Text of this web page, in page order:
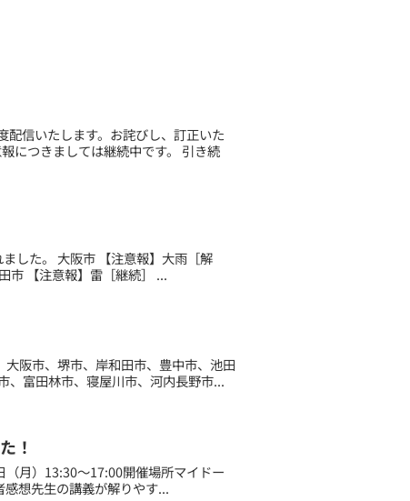
配信いたします。お詫びし、訂正いた
につきましては継続中です。 引き続
した。 大阪市 【注意報】大雨［解
市 【注意報】雷［継続］ ...
阪市、堺市、岸和田市、豊中市、池田
、富田林市、寝屋川市、河内長野市...
！
月）13:30～17:00開催場所マイドー
想先生の講義が解りやす...